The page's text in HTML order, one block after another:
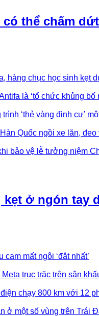
có thể chấm
hàng chục học sinh kẹt
là ‘tổ chức khủng bố
‘thẻ vàng định cư’
Quốc ngồi xe lăn, đeo
bảo vệ lễ tưởng niệm
kẹt ở ngón tay
mất ngôi ‘đắt nhất’
trục trặc trên sân
chạy 800 km với 12
ở một số vùng trên Trái